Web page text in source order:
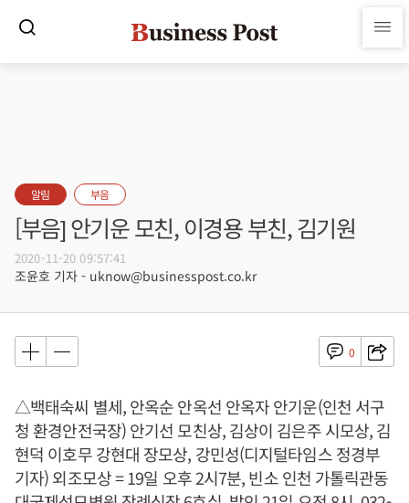
알림 부음
[부음] 안기운 모친, 이경용 부친, 김기원
2020-11-20 09:57:41
조윤호 기자 - uknow@businesspost.co.kr
0
△백태숙씨 별세, 안옥순 안옥선 안옥자 안기운(인천 서구
청 환경안전국장) 안기선 모친상, 김상이 김은주 시모상, 김
현덕 이호무 강현대 장모상, 강민성(디지털타임스 정경부
기자) 외조모상 = 19일 오후 2시7분, 빈소 인천 가톨릭관동